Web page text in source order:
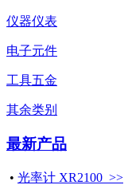
仪器仪表
电子元件
工具五金
其余类别
最新产品
• 光率计 XR2100 >>